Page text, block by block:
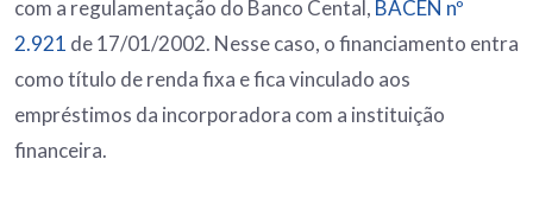
com a regulamentação do Banco Cental, BACEN nº
2.921 de 17/01/2002. Nesse caso, o financiamento entra
como título de renda fixa e fica vinculado aos
empréstimos da incorporadora com a instituição
financeira.